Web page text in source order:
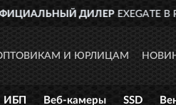
И ЮРЛИЦАМ
ИБП Веб-камеры SSD